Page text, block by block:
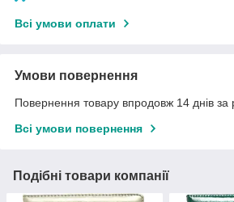
Всі умови оплати
Умови повернення
Повернення товару впродовж 14 днів за
Всі умови повернення
Подібні товари компанії